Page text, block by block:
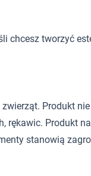
chcesz tworzyć
Produkt
rękawic. Produkt
stanowią